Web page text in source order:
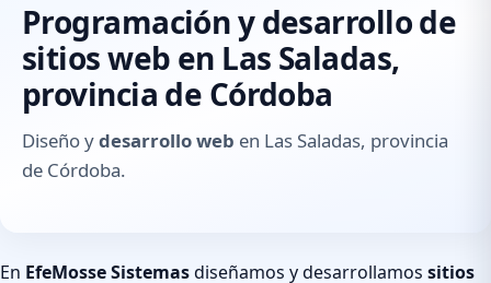
Programación y desarrollo de
sitios web en Las Saladas,
provincia de Córdoba
Diseño ydesarrollo web en Las Saladas, provincia
de Córdoba.
En EfeMosse Sistemasdiseñamos y desarrollamos sitios